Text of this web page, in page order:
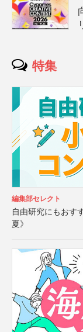
特集
編集部セレクト
自由研究にもおす
夏》